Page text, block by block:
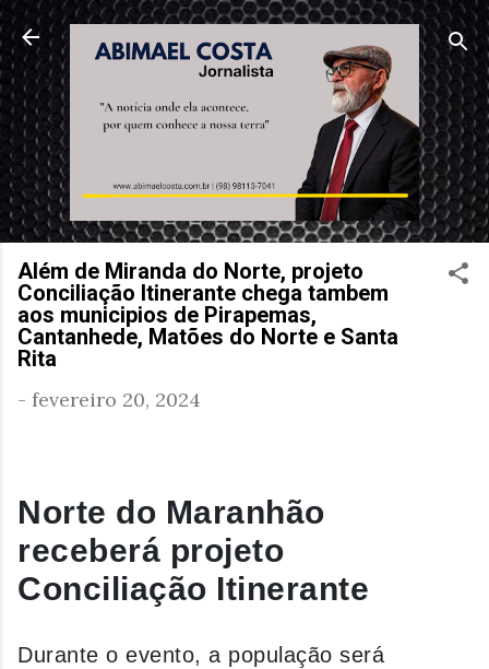
Pular para o conteúdo principal
Além de Miranda do Norte, projeto
Conciliação Itinerante chega tambem
aos municipios de Pirapemas,
Cantanhede, Matões do Norte e Santa
Rita
- fevereiro 20, 2024
Norte do Maranhão
receberá projeto
Conciliação Itinerante
Durante o evento, a população será